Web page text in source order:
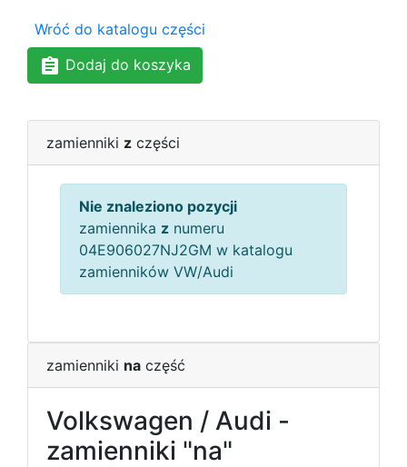
Wróć do katalogu części
Dodaj do koszyka
zamienniki z części
Nie znaleziono pozycji
zamiennika z numeru
04E906027NJ2GM w katalogu
zamienników VW/Audi
zamienniki na część
Volkswagen / Audi -
zamienniki "na"